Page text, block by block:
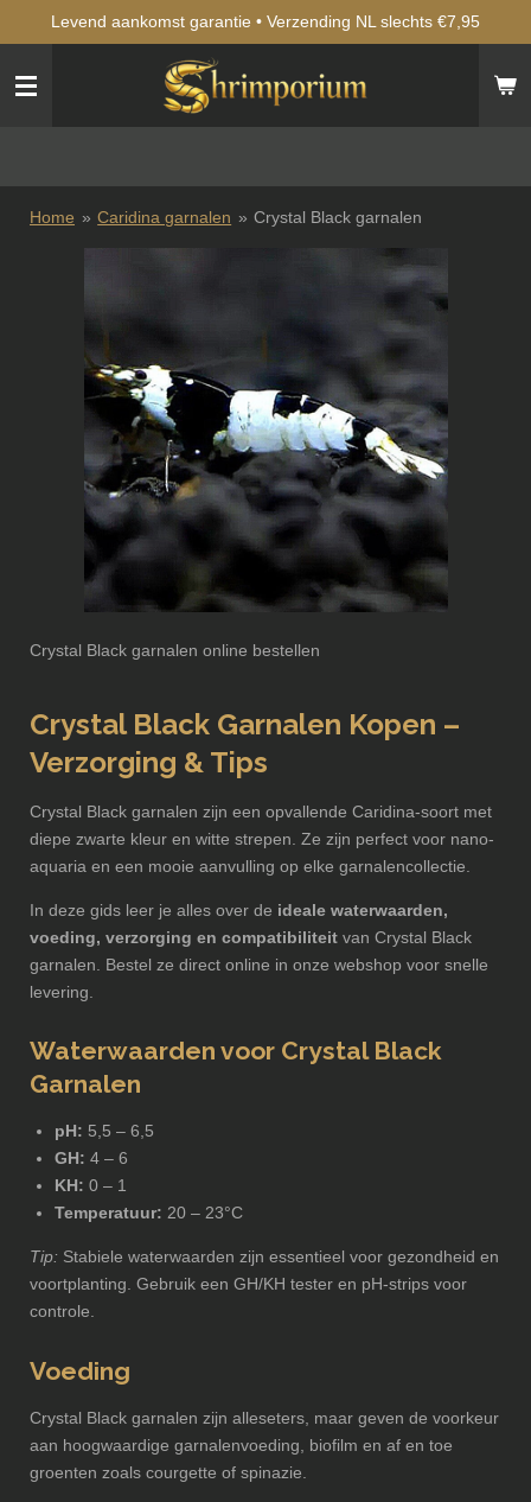
naar
hoofdinhoud
Levend aankomst garantie • Verzending NL slechts €7,95
Home » Caridina garnalen » Crystal Black garnalen
Crystal Black garnalen online bestellen
Crystal Black Garnalen Kopen –
Verzorging & Tips
Crystal Black garnalen zijn een opvallende Caridina-soort met
diepe zwarte kleur en witte strepen. Ze zijn perfect voor nano-
aquaria en een mooie aanvulling op elke garnalencollectie.
In deze gids leer je alles over de ideale waterwaarden,
voeding, verzorging en compatibiliteit van Crystal Black
garnalen. Bestel ze direct online in onze webshop voor snelle
levering.
Waterwaarden voor Crystal Black
Garnalen
pH: 5,5 – 6,5
GH: 4 – 6
KH: 0 – 1
Temperatuur: 20 – 23°C
Tip: Stabiele waterwaarden zijn essentieel voor gezondheid en
voortplanting. Gebruik een GH/KH tester en pH-strips voor
controle.
Voeding
Crystal Black garnalen zijn alleseters, maar geven de voorkeur
aan hoogwaardige garnalenvoeding, biofilm en af en toe
groenten zoals courgette of spinazie.